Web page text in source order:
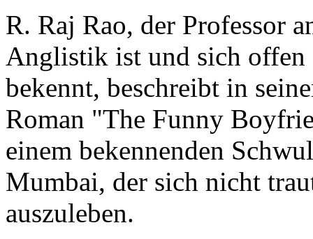
R. Raj Rao, der Professor
Anglistik ist und sich offen
bekennt, beschreibt in
Roman "The Funny
einem bekennenden
Mumbai, der sich nicht
auszuleben.